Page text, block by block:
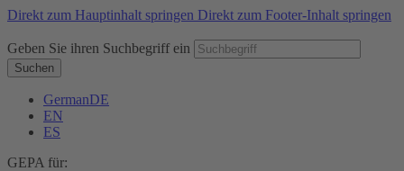
Direkt zum Hauptinhalt springen Direkt zum Footer-Inhalt springen
Geben Sie ihren Suchbegriff ein
Suchen
GermanDE
EN
ES
GEPA für: